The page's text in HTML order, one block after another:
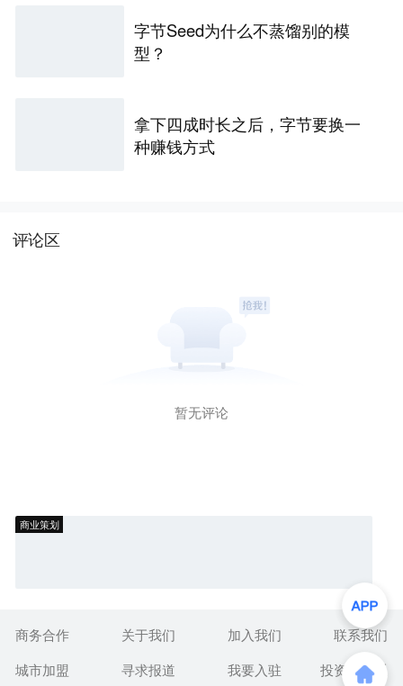
字节Seed为什么不蒸馏别的模
型？
拿下四成时长之后，字节要换一
种赚钱方式
评论区
暂无评论
商业策划
商务合作 关于我们 加入我们
联系我们
城市加盟
寻求报道 我要入驻 投资者关系